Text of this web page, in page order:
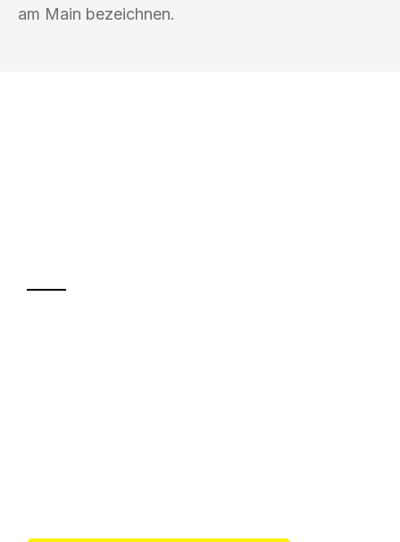
am Main bezeichnen.